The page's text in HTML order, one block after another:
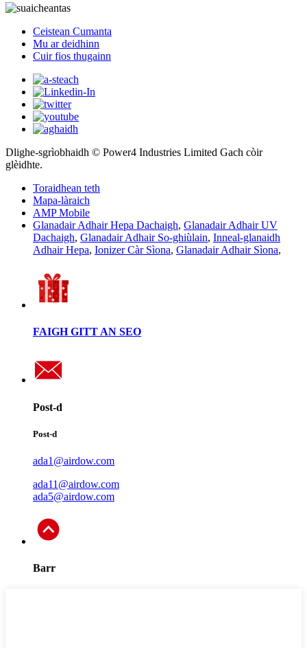
Ceistean Cumanta
Mu ar deidhinn
Cuir fios thugainn
Dlighe-sgrìobhaidh © Power4 Industries Limited Gach còir
glèidhte.
Toraidhean teth
Mapa-làraich
AMP Mobile
Glanadair Adhair Hepa Dachaigh, Glanadair Adhair UV
Dachaigh, Glanadair Adhair So-ghiùlain, Inneal-glanaidh
Adhair Hepa, Ionizer Càr Sìona, Glanadair Adhair Sìona,
FAIGH GITT AN SEO
Post-d
Post-d
ada1@airdow.com
ada11@airdow.com
ada5@airdow.com
Barr